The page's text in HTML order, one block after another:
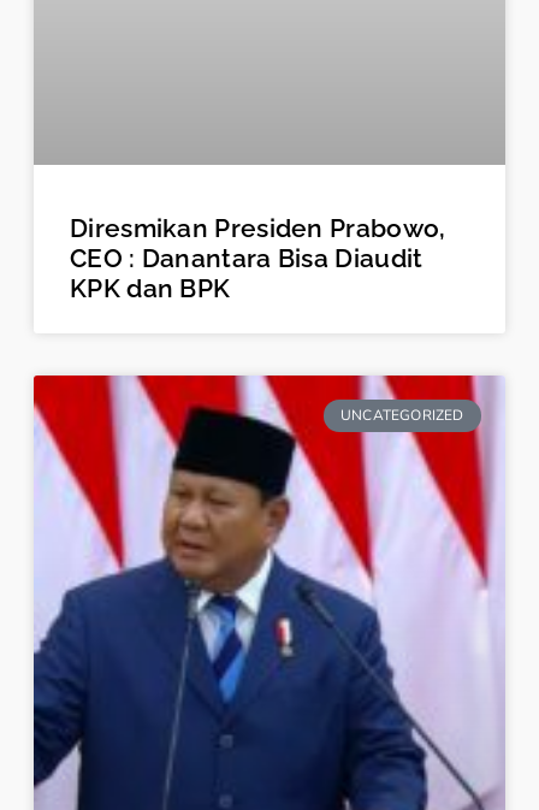
Diresmikan Presiden Prabowo,
CEO : Danantara Bisa Diaudit
KPK dan BPK
UNCATEGORIZED